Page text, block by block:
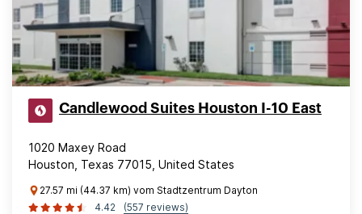
Candlewood Suites Houston I-10 East
1020 Maxey Road
Houston, Texas 77015, United States
27.57 mi (44.37 km) vom Stadtzentrum Dayton
4.42
(557 reviews)